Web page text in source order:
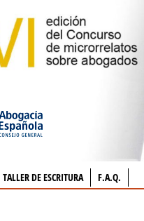
TALLER DE ESCRITURA F.A.Q.